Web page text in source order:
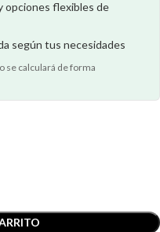
opciones flexibles de
según tus necesidades
se calculará de forma